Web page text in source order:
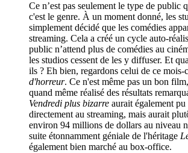
Ce n’est pas seulement le type de public
c'est le genre. À un moment donné, les
simplement décidé que les comédies
streaming. Cela a créé un cycle auto-
public n’attend plus de comédies au
les studios cessent de les y diffuser. Et
ils ? Eh bien, regardons celui de ce mois-
d'horreur. Ce n'est même pas un bon
quand même réalisé des résultats
Vendredi plus bizarre aurait également pu
directement au streaming, mais aurait
environ 94 millions de dollars au niveau
suite étonnamment géniale de l'héritage
également bien marché au box-office.